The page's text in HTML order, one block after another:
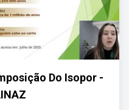
Do Isopor -